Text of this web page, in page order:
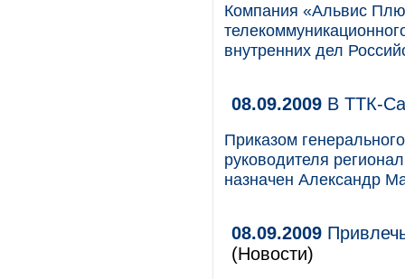
Компания «Альвис
внутренних дел
08.09.2009 В ТТК-
Приказом
руководителя
назначен Александр
08.09.2009
(Новости)